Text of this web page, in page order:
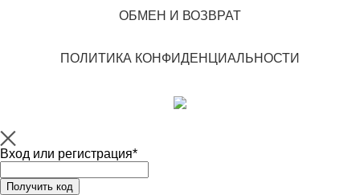
ОБМЕН И ВОЗВРАТ
ПОЛИТИКА КОНФИДЕНЦИАЛЬНОСТИ
Вход или регистрация*